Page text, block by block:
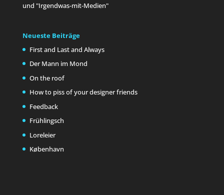
und "Irgendwas-mit-Medien"
Neueste Beiträge
First and Last and Always
Der Mann im Mond
On the roof
How to piss of your designer friends
Feedback
Frühlingsch
Loreleier
København